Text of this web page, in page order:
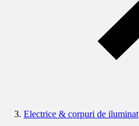
Electrice & corpuri de iluminat